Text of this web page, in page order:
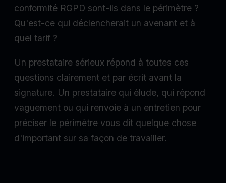
conformité RGPD sont-ils dans le périmètre ?
Qu'est-ce qui déclencherait un avenant et à
quel tarif ?
Un prestataire sérieux répond à toutes ces
questions clairement et par écrit avant la
signature. Un prestataire qui élude, qui répond
vaguement ou qui renvoie à un entretien pour
préciser le périmètre vous dit quelque chose
d'important sur sa façon de travailler.